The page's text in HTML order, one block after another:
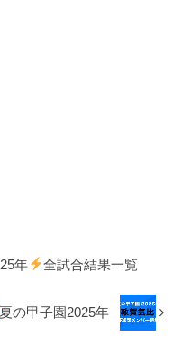
年 全試合結果一覧
夏の甲子園2025年